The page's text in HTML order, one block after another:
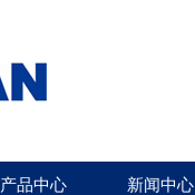
产品中心 新闻中心